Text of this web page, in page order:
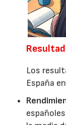
Los
España